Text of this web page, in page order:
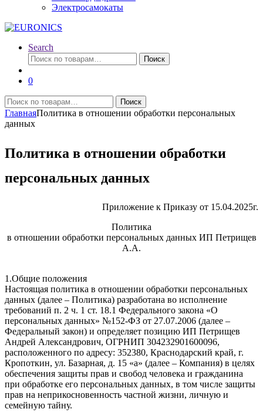
Электросамокаты
Search
Искать:
Поиск
0
Искать:
Поиск
ГлавнаяПолитика в отношении обработки персональных
данных
Политика в отношении обработки
персональных данных
Приложение к Приказу от 15.04.2025г.
Политика
в отношении обработки персональных данных ИП Петрищев
А.А.
1.Общие положения
Настоящая политика в отношении обработки персональных
данных (далее – Политика) разработана во исполнение
требований п. 2 ч. 1 ст. 18.1 Федерального закона «О
персональных данных» №152-ФЗ от 27.07.2006 (далее –
Федеральный закон) и определяет позицию ИП Петрищев
Андрей Александрович, ОГРНИП 304232901600096,
расположенного по адресу: 352380, Краснодарский край, г.
Кропоткин, ул. Базарная, д. 15 «а» (далее – Компания) в целях
обеспечения защиты прав и свобод человека и гражданина
при обработке его персональных данных, в том числе защиты
прав на неприкосновенность частной жизни, личную и
семейную тайну.